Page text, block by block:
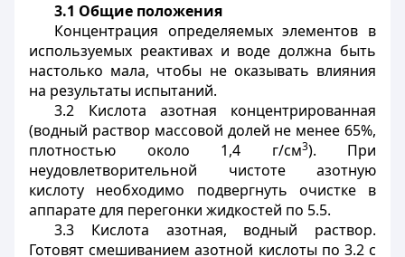
3.1 Общие положения
Концентрация определяемых элементов в
используемых реактивах и воде должна быть
настолько мала, чтобы не оказывать влияния
на результаты испытаний.
3.2 Кислота азотная концентрированная
(водный раствор массовой долей не менее 65%,
плотностью около 1,4 г/см3). При
неудовлетворительной чистоте азотную
кислоту необходимо подвергнуть очистке в
аппарате для перегонки жидкостей по 5.5.
3.3 Кислота азотная, водный раствор.
Готовят смешиванием азотной кислоты по 3.2 с